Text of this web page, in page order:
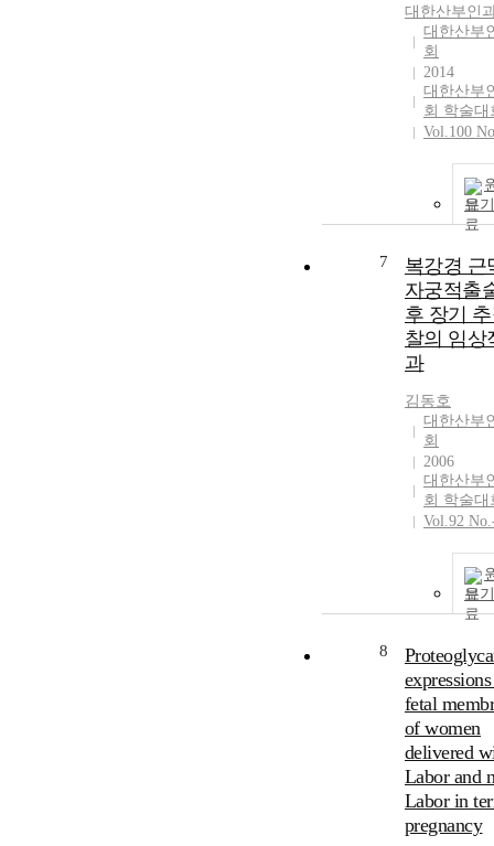
대한산부인
대한산부
회
2014
대한산부
회 학술대
Vol.100
보기
7
복강경 근
자궁적출
후 장기
찰의 임상
과
김동호
대한산부
회
2006
대한산부
회 학술대
Vol.92
보기
8
fetal
of women
delivered
Labor and
Labor in
pregnancy